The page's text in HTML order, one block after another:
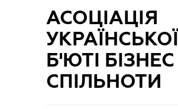
АСОЦІАЦІЯ
УКРАЇНСЬКОЇ
Б'ЮТІ БІЗНЕС
СПІЛЬНОТИ